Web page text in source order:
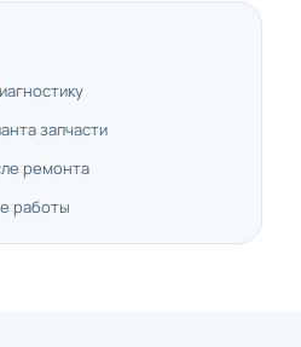
запчасти
ремонта
работы